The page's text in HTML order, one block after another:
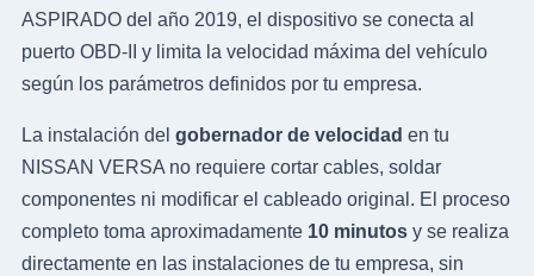
ASPIRADO del año 2019, el dispositivo se conecta al
puerto OBD-II y limita la velocidad máxima del vehículo
según los parámetros definidos por tu empresa.
La instalación del gobernador de velocidad en tu
NISSAN VERSA no requiere cortar cables, soldar
componentes ni modificar el cableado original. El proceso
completo toma aproximadamente 10 minutosy se realiza
directamente en las instalaciones de tu empresa, sin